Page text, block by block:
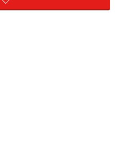
であっても更にその価格か